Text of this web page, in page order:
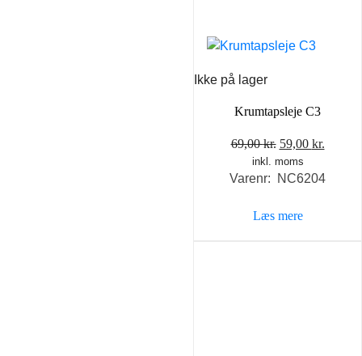
Ikke på lager
Krumtapsleje C3
69,00kr. Den
oprindelige
pris
69,00 kr..
59,00 kr.
pris
inkl. moms
Varenr: NC6204
Læs mere